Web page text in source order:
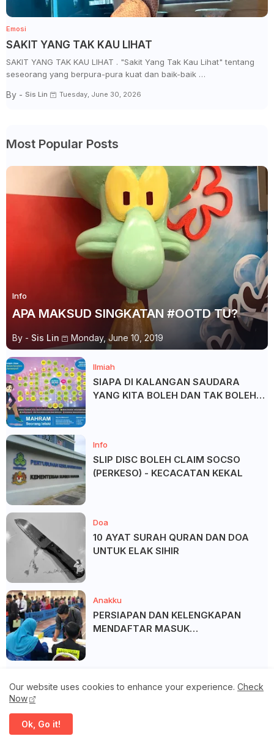
Emosi
SAKIT YANG TAK KAU LIHAT
SAKIT YANG TAK KAU LIHAT . "Sakit Yang Tak Kau Lihat" tentang
seseorang yang berpura-pura kuat dan baik-baik …
By - Sis Lin Tuesday, June 30, 2026
Most Popular Posts
Info
APA MAKSUD SINGKATAN #OOTD TU?
By - Sis Lin Monday, June 10, 2019
Ilmiah
SIAPA DI KALANGAN SAUDARA
YANG KITA BOLEH DAN TAK BOLEH
Info
SLIP DISC BOLEH CLAIM SOCSO
(PERKESO) - KECACATAN KEKAL
Doa
10 AYAT SURAH QURAN DAN DOA
UNTUK ELAK SIHIR
Anakku
PERSIAPAN DAN KELENGKAPAN
MENDAFTAR MASUK
Blog Archive
Our website uses cookies to enhance your experience. Check
Now
Ok, Go it!